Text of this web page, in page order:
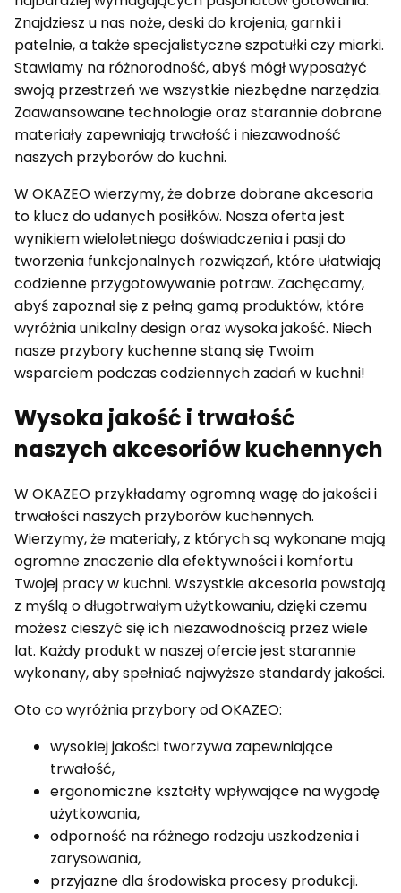
Znajdziesz u nas noże, deski do krojenia, garnki i
patelnie, a także specjalistyczne szpatułki czy miarki.
Stawiamy na różnorodność, abyś mógł wyposażyć
swoją przestrzeń we wszystkie niezbędne narzędzia.
Zaawansowane technologie oraz starannie dobrane
materiały zapewniają trwałość i niezawodność
naszych przyborów do kuchni.
W OKAZEO wierzymy, że dobrze dobrane akcesoria
to klucz do udanych posiłków. Nasza oferta jest
wynikiem wieloletniego doświadczenia i pasji do
tworzenia funkcjonalnych rozwiązań, które ułatwiają
codzienne przygotowywanie potraw. Zachęcamy,
abyś zapoznał się z pełną gamą produktów, które
wyróżnia unikalny design oraz wysoka jakość. Niech
nasze przybory kuchenne staną się Twoim
wsparciem podczas codziennych zadań w kuchni!
Wysoka jakość i trwałość
naszych akcesoriów kuchennych
W OKAZEO przykładamy ogromną wagę do jakości i
trwałości naszych przyborów kuchennych.
Wierzymy, że materiały, z których są wykonane mają
ogromne znaczenie dla efektywności i komfortu
Twojej pracy w kuchni. Wszystkie akcesoria powstają
z myślą o długotrwałym użytkowaniu, dzięki czemu
możesz cieszyć się ich niezawodnością przez wiele
lat. Każdy produkt w naszej ofercie jest starannie
wykonany, aby spełniać najwyższe standardy jakości.
Oto co wyróżnia przybory od OKAZEO:
wysokiej jakości tworzywa zapewniające
trwałość,
ergonomiczne kształty wpływające na wygodę
użytkowania,
odporność na różnego rodzaju uszkodzenia i
zarysowania,
przyjazne dla środowiska procesy produkcji.